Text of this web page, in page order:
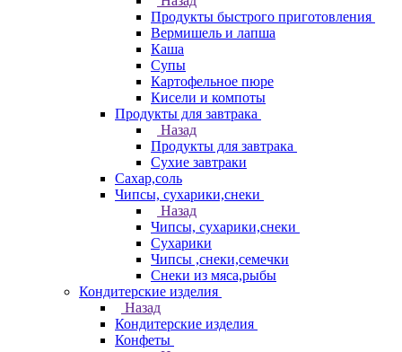
Продукты быстрого приготовления
Вермишель и лапша
Каша
Супы
Картофельное пюре
Кисели и компоты
Продукты для завтрака
Назад
Продукты для завтрака
Сухие завтраки
Сахар,соль
Чипсы, сухарики,снеки
Назад
Чипсы, сухарики,снеки
Сухарики
Чипсы ,снеки,семечки
Снеки из мяса,рыбы
Кондитерские изделия
Назад
Кондитерские изделия
Конфеты